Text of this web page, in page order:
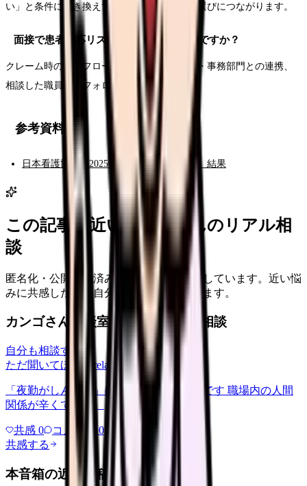
い」と条件に置き換えて伝えると、次の職場選びにつながります。
面接で患者対応リスクをどう聞けばよいですか？
クレーム時の対応フロー、複数名対応、警察・事務部門との連携、
相談した職員へのフォロー体制を確認します。
参考資料
日本看護協会「2025年 看護職員実態調査」結果
この記事に近い看護師さんのリアル相
談
匿名化・公開承認済みの本音だけを表示しています。近い悩
みに共感したり、自分の状況を投稿できます。
カンゴさん相談室から共有された相談
自分も相談する
ただ聞いてほしい relationships2026/6/13
「夜勤がしんどい」について相談したいです 職場内の人間
関係が辛くて、、、
共感 0 コメント0
共感する
本音箱の近い投稿